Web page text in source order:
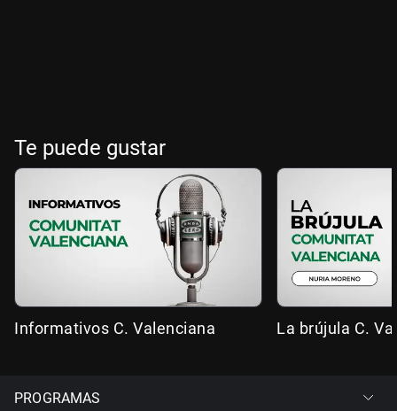
Te puede gustar
Informativos C. Valenciana La brújula C.
PROGRAMAS